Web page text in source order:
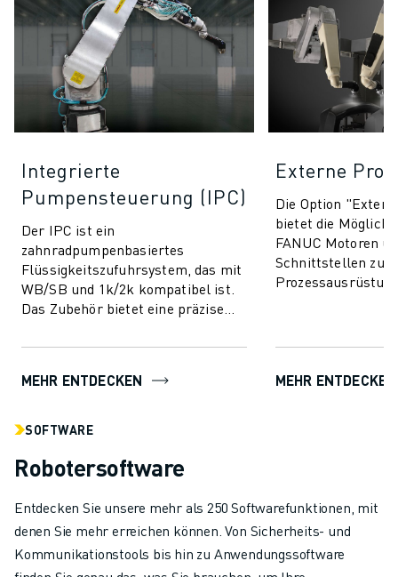
Integrierte
Pumpensteuerung (IPC)
Der IPC ist ein
zahnradpumpenbasiertes
Flüssigkeitszufuhrsystem, das mit
WB/SB und 1k/2k kompatibel ist.
Das Zubehör bietet eine präzise
Arm, die mit Farbwechselventi...
MEHR ENTDECKEN
Externe
Die Option
bietet die
FANUC Motoren
Schnittstellen zu
MEHR ENTDECKEN
SOFTWARE
Robotersoftware
Entdecken Sie unsere mehr als 250 Softwarefunktionen, mit
denen Sie mehr erreichen können. Von Sicherheits- und
Kommunikationstools bis hin zu Anwendungssoftware